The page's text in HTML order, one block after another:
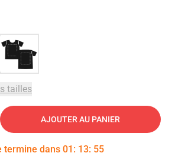
tailles
AJOUTER AU PANIER
termine dans 01 : 13: 54